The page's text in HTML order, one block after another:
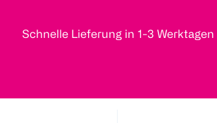
Schnelle Lieferung in 1-3 Werktagen